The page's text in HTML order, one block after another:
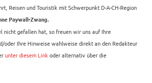
Reisen und Touristik mit Schwerpunkt D-A-CH-Region
Paywall-Zwang.
nicht gefallen hat, so freuen wir uns auf Ihre
oder Ihre Hinweise wahlweise direkt an den Redakteur
unter diesem Link oder alternativ über die